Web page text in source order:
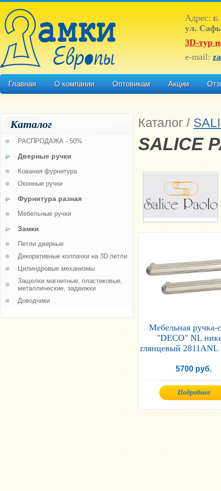
Адрес:
ул.
3D-тур
e-mail:
Главная О компании Оптовикам Акции
Каталог /
SALICE
Мебельная ручка-
"DECO" NL
глянцевый
5700 руб.
Подробнее
Каталог
РАСПРОДАЖА - 50%
Дверные ручки
Кованая фурнитура
Оконные ручки
Фурнитура разная
Мебельные ручки
Замки
Петли дверные
Декоративные колпачки на 3D петли
Цилиндровые механизмы
Защелки магнитные, пластиковые,
металлические, задвижки
Доводчики